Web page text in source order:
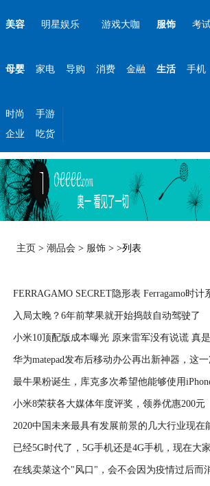
美容 明星娱乐 游戏大咖 服饰 考
母婴 家电 导购 消费 金融 生活 手机
时尚
手游
企业
吃货
主页 >潮品会 > 服饰 > >列表
FERRAGAMO SECRET隐形表 Ferragamo时计
入局太晚？6年前苹果就开始捣鼓自动驾驶了
小米10顶配版成本曝光 原来雷军没有说谎 真
华为matepad发布后移动办公再出新神器，这
最牛果粉诞生，库克多次希望他能够使用
小米8荣获各大媒体年度评奖，领券优惠200元
2020中国未来最具有发展前景的几大行业现在
已经5G时代了，5G手机还是4G手机，现在大
在线卖菜这个"风口"，会不会因为疫情过后而